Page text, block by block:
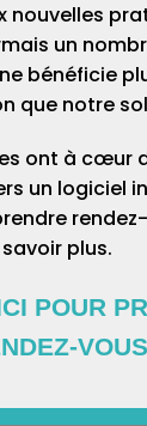
nouvelles
un
bénéficie
que notre
ont à cœur
un logiciel
savoir plus.
POUR
VOUS